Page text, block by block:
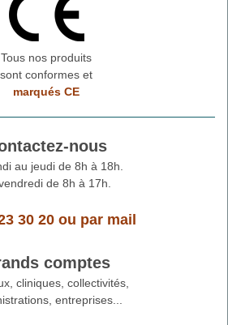
Tous nos produits
sont conformes et
marqués CE
nous
au jeudi de 8h à 18h.
de 8h à 17h.
30 20ou par mail
comptes
cliniques, collectivités,
entreprises...